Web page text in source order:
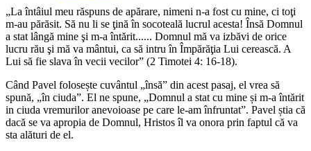
„La întâiul meu răspuns de apărare, nimeni n-a fost cu mine, ci toţi
m-au părăsit. Să nu li se ţină în socoteală lucrul acesta! Însă Domnul
a stat lângă mine şi m-a întărit...... Domnul mă va izbăvi de orice
lucru rău şi mă va mântui, ca să intru în Împărăţia Lui cerească. A
Lui să fie slava în vecii vecilor” (2 Timotei 4: 16-18).
Când Pavel folosește cuvântul „însă” din acest pasaj, el vrea să
spună, „în ciuda”. El ne spune, „Domnul a stat cu mine și m-a întărit
in ciuda vremurilor anevoioase pe care le-am înfruntat”. Pavel știa că
dacă se va apropia de Domnul, Hristos îl va onora prin faptul că va
sta alături de el.